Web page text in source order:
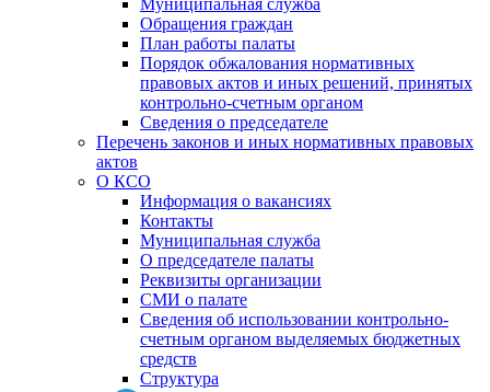
Муниципальная служба
Обращения граждан
План работы палаты
Порядок обжалования нормативных
правовых актов и иных решений, принятых
контрольно-счетным органом
Сведения о председателе
Перечень законов и иных нормативных правовых
актов
О КСО
Информация о вакансиях
Контакты
Муниципальная служба
О председателе палаты
Реквизиты организации
СМИ о палате
Сведения об использовании контрольно-
счетным органом выделяемых бюджетных
средств
Структура